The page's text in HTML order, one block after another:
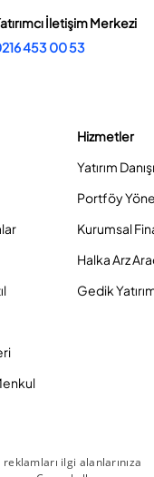
İletişim Merkezi
453 00 53
Hizmetler
Yatırım
Portföy
Kurumsal
Halka Arz
Gedik